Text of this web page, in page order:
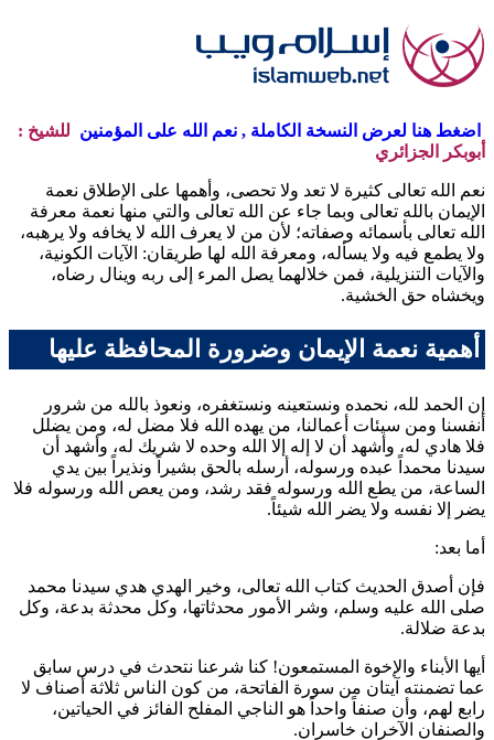
اضغط هنا لعرض النسخة الكاملة , نعم الله على المؤمنين للشيخ :
أبوبكر الجزائري
نعم الله تعالى كثيرة لا تعد ولا تحصى، وأهمها على الإطلاق نعمة
الإيمان بالله تعالى وبما جاء عن الله تعالى والتي منها نعمة معرفة
الله تعالى بأسمائه وصفاته؛ لأن من لا يعرف الله لا يخافه ولا يرهبه،
ولا يطمع فيه ولا يسأله، ومعرفة الله لها طريقان: الآيات الكونية،
والآيات التنزيلية، فمن خلالهما يصل المرء إلى ربه وينال رضاه،
ويخشاه حق الخشية.
أهمية نعمة الإيمان وضرورة المحافظة عليها
إن الحمد لله، نحمده ونستعينه ونستغفره، ونعوذ بالله من شرور
أنفسنا ومن سيئات أعمالنا، من يهده الله فلا مضل له، ومن يضلل
فلا هادي له، وأشهد أن لا إله إلا الله وحده لا شريك له، وأشهد أن
سيدنا محمداً عبده ورسوله، أرسله بالحق بشيراً ونذيراً بين يدي
الساعة، من يطع الله ورسوله فقد رشد، ومن يعص الله ورسوله فلا
يضر إلا نفسه ولا يضر الله شيئاً.
أما بعد:
فإن أصدق الحديث كتاب الله تعالى، وخير الهدي هدي سيدنا محمد
صلى الله عليه وسلم، وشر الأمور محدثاتها، وكل محدثة بدعة، وكل
بدعة ضلالة.
أيها الأبناء والإخوة المستمعون! كنا شرعنا نتحدث في درس سابق
عما تضمنته آيتان من سورة الفاتحة، من كون الناس ثلاثة أصناف لا
رابع لهم، وأن صنفاً واحداً هو الناجي المفلح الفائز في الحياتين،
والصنفان الآخران خاسران.